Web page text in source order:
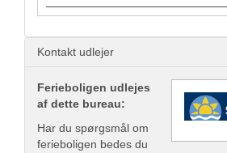
Kontakt udlejer
Ferieboligen udlejes
af dette bureau:
Har du spørgsmål om
ferieboligen bedes du